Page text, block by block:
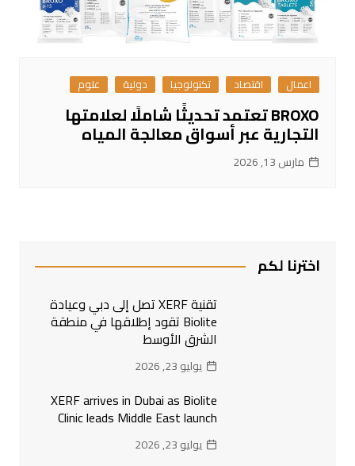
اعمال اقتصاد تكنولوجيا دولية علوم
BROXO تعتمد تحديثًا شاملًا لعلامتها
التجارية عبر أسواق معالجة المياه
مارس 13, 2026
اخترنا لكم
تقنية XERF تصل إلى دبي وعيادة
Biolite تقود إطلاقها في منطقة
الشرق الأوسط
يوليو 23, 2026
XERF arrives in Dubai as Biolite
Clinic leads Middle East launch
يوليو 23, 2026